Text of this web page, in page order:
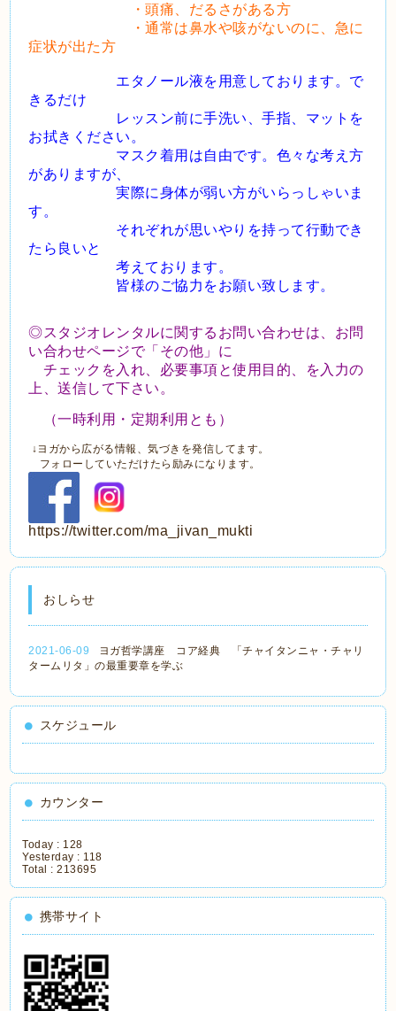
・頭痛、だるさがある方
・通常は鼻水や咳がないのに、急に
症状が出た方
エタノール液を用意しております。で
きるだけ
レッスン前に手洗い、手指、マットを
お拭きください。
マスク着用は自由です。色々な考え方
がありますが、
実際に身体が弱い方がいらっしゃいま
す。
それぞれが思いやりを持って行動でき
たら良いと
考えております。
皆様のご協力をお願い致します。
◎スタジオレンタルに関するお問い合わせは、お問
い合わせページで「その他」に
チェックを入れ、 必要事項と使用目的、を入力の
上、送信して下さい。
（一時利用・定期利用とも）
↓ヨガから広がる情報、気づきを発信してます。
フォローしていただけたら励みになります。
https://twitter.com/ma_jivan_mukti
おしらせ
2021-06-09
ヨガ哲学講座 コア経典 「チャイタンニャ・チャリ
タームリタ」の最重要章を学ぶ
スケジュール
カウンター
Today : 128
Yesterday : 118
Total :213695
携帯サイト